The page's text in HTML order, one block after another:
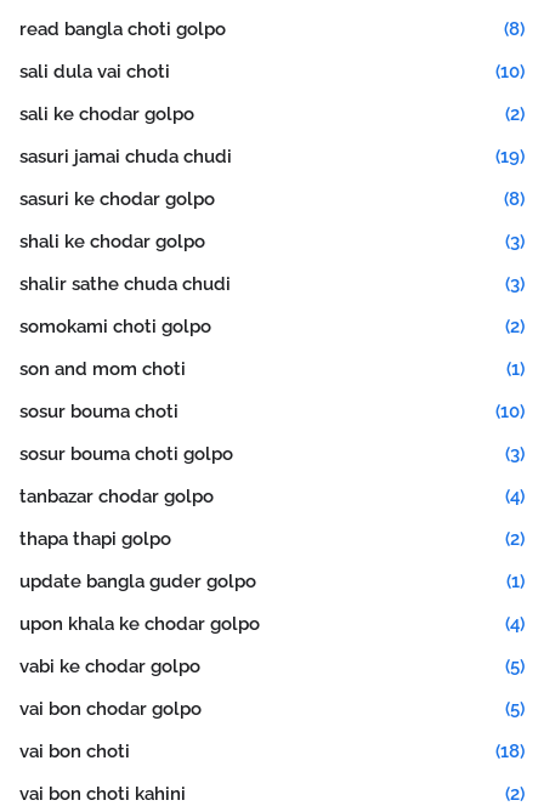
read bangla choti golpo
(8)
sali dula vai choti
(10)
sali ke chodar golpo
(2)
sasuri jamai chuda chudi
(19)
sasuri ke chodar golpo
(8)
shali ke chodar golpo
(3)
shalir sathe chuda chudi
(3)
somokami choti golpo
(2)
son and mom choti
(1)
sosur bouma choti
(10)
sosur bouma choti golpo
(3)
tanbazar chodar golpo
(4)
thapa thapi golpo
(2)
update bangla guder golpo
(1)
upon khala ke chodar golpo
(4)
vabi ke chodar golpo
(5)
vai bon chodar golpo
(5)
vai bon choti
(18)
vai bon choti kahini
(2)